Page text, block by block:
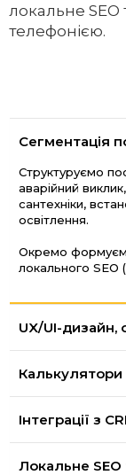
локальне SEO
телефонією.
Сегментація
Структуруємо
аварійний
сантехніки,
освітлення.
Окремо
локального SEO
UX/UI-дизайн,
Інтеграції з
Локальне SEO